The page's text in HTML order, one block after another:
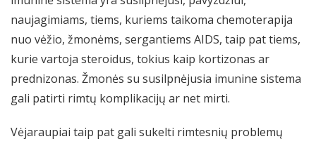
naujagimiams, tiems, kuriems taikoma chemoterapija
nuo vėžio, žmonėms, sergantiems AIDS, taip pat tiems,
kurie vartoja steroidus, tokius kaip kortizonas ar
prednizonas. Žmonės su susilpnėjusia imunine sistema
gali patirti rimtų komplikacijų ar net mirti.
Vėjaraupiai taip pat gali sukelti rimtesnių problemų